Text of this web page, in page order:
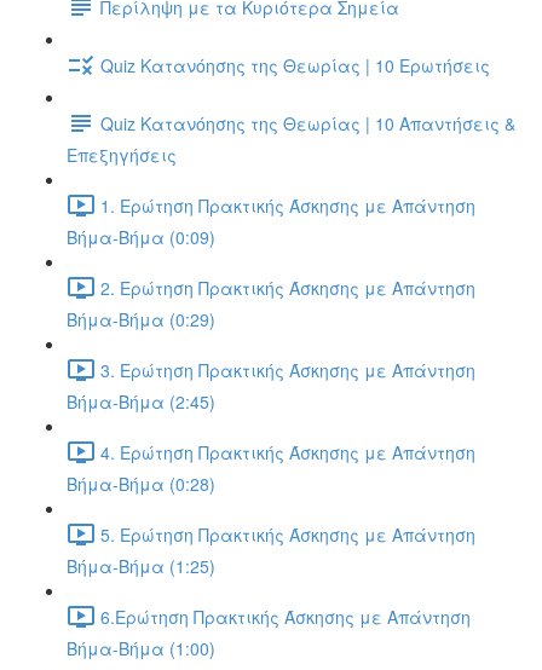
Περίληψη με τα Κυριότερα Σημεία
Quiz Κατανόησης της Θεωρίας | 10 Ερωτήσεις
Quiz Κατανόησης της Θεωρίας | 10 Απαντήσεις &
Επεξηγήσεις
1. Ερώτηση Πρακτικής Άσκησης με Απάντηση
Βήμα-Βήμα (0:09)
2. Ερώτηση Πρακτικής Άσκησης με Απάντηση
Βήμα-Βήμα (0:29)
3. Ερώτηση Πρακτικής Άσκησης με Απάντηση
Βήμα-Βήμα (2:45)
4. Ερώτηση Πρακτικής Άσκησης με Απάντηση
Βήμα-Βήμα (0:28)
5. Ερώτηση Πρακτικής Άσκησης με Απάντηση
Βήμα-Βήμα (1:25)
6.Ερώτηση Πρακτικής Άσκησης με Απάντηση
Βήμα-Βήμα (1:00)